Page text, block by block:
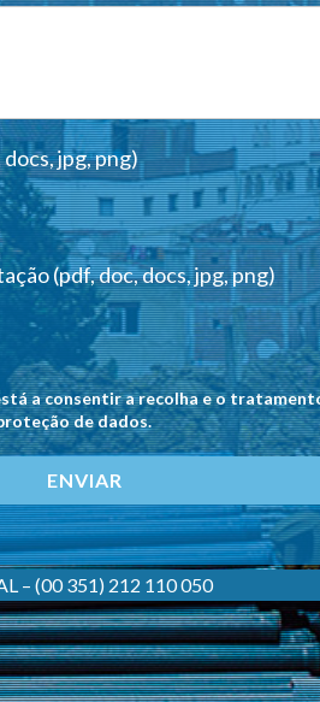
jpg, png)
(pdf, doc, docs, jpg, png)
a consentir a recolha e o
de dados.
ENVIAR
– (00 351) 212 110 050